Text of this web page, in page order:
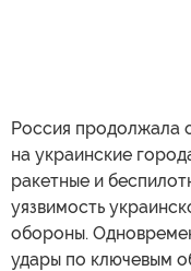
Россия продолжала
на украинские
ракетные и
уязвимость
обороны.
удары по ключевым